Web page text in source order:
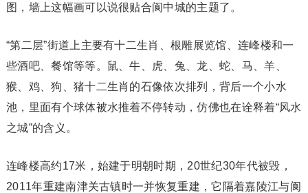
图，墙上这幅画可以说很贴合阆中城的主题了。
“第二层”街道上主要有十二生肖、根雕展览馆、连峰楼和一
些酒吧、餐馆等等。鼠、牛、虎、兔、龙、蛇、马、羊、
猴、鸡、狗、猪十二生肖的石像依次排列，背后一个小水
池，里面有个球体被水推着不停转动，仿佛也在诠释着“风水
之城”的含义。
连峰楼高约17米，始建于明朝时期，20世纪30年代被毁，
2011年重建南津关古镇时一并恢复重建，它隔着嘉陵江与阆